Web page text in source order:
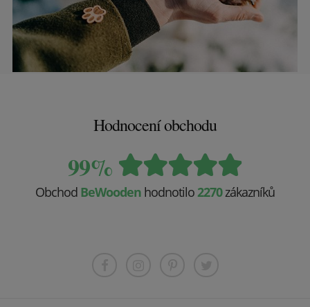
Hodnocení obchodu
99%
Obchod BeWooden hodnotilo 2270zákazníků